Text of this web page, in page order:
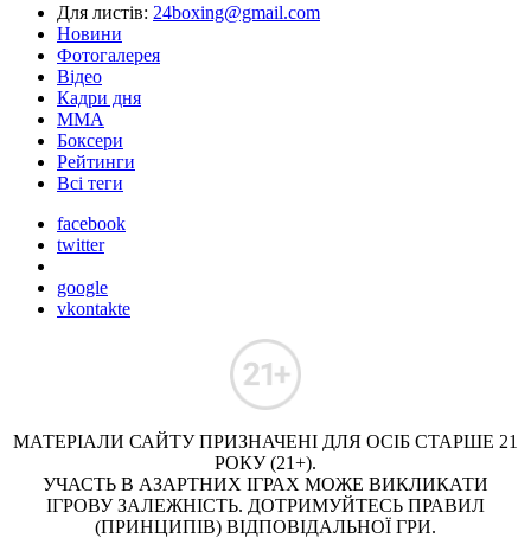
Для листів: 24boxing@gmail.com
Новини
Фотогалерея
Відео
Кадри дня
ММА
Боксери
Рейтинги
Всі теги
facebook
twitter
google
vkontakte
МАТЕРІАЛИ САЙТУ ПРИЗНАЧЕНІ ДЛЯ ОСІБ СТАРШЕ 21
РОКУ (21+).
УЧАСТЬ В АЗАРТНИХ ІГРАХ МОЖЕ ВИКЛИКАТИ
ІГРОВУ ЗАЛЕЖНІСТЬ. ДОТРИМУЙТЕСЬ ПРАВИЛ
(ПРИНЦИПІВ) ВІДПОВІДАЛЬНОЇ ГРИ.